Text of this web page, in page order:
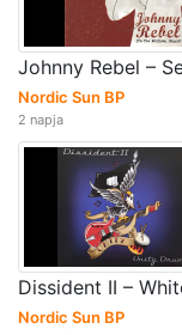
Johnny Rebel –
Nordic Sun BP
2 napja
Dissident II –
Nordic Sun BP